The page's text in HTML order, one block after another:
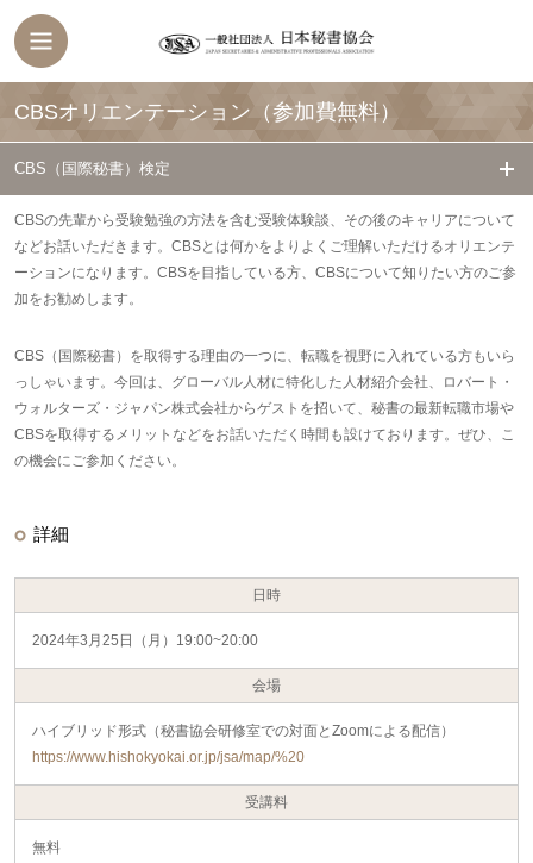
CBSオリエンテーション（参加費無料）
CBS（国際秘書）検定
CBSの先輩から受験勉強の方法を含む受験体験談、その後のキャリアについて
などお話いただきます。CBSとは何かをよりよくご理解いただけるオリエンテ
ーションになります。CBSを目指している方、CBSについて知りたい方のご参
加をお勧めします。
CBS（国際秘書）を取得する理由の一つに、転職を視野に入れている方もいら
っしゃいます。今回は、グローバル人材に特化した人材紹介会社、ロバート・
ウォルターズ・ジャパン株式会社からゲストを招いて、秘書の最新転職市場や
CBSを取得するメリットなどをお話いただく時間も設けております。ぜひ、こ
の機会にご参加ください。
詳細
日時
2024年3月25日（月）19:00~20:00
会場
ハイブリッド形式（秘書協会研修室での対面とZoomによる配信）
https://www.hishokyokai.or.jp/jsa/map/%20
受講料
無料